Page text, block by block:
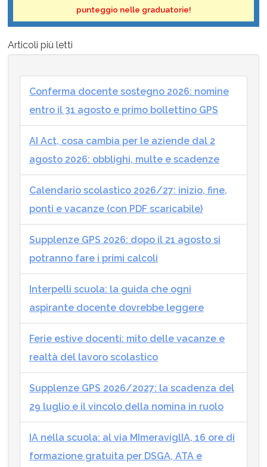
punteggio nelle graduatorie!
Articoli più letti
Conferma docente sostegno 2026: nomine
entro il 31 agosto e primo bollettino GPS
AI Act, cosa cambia per le aziende dal 2
agosto 2026: obblighi, multe e scadenze
Calendario scolastico 2026/27: inizio, fine,
ponti e vacanze (con PDF scaricabile)
Supplenze GPS 2026: dopo il 21 agosto si
potranno fare i primi calcoli
Interpelli scuola: la guida che ogni
aspirante docente dovrebbe leggere
Ferie estive docenti: mito delle vacanze e
realtà del lavoro scolastico
Supplenze GPS 2026/2027: la scadenza del
29 luglio e il vincolo della nomina in ruolo
IA nella scuola: al via MImeraviglIA, 16 ore di
formazione gratuita per DSGA, ATA e